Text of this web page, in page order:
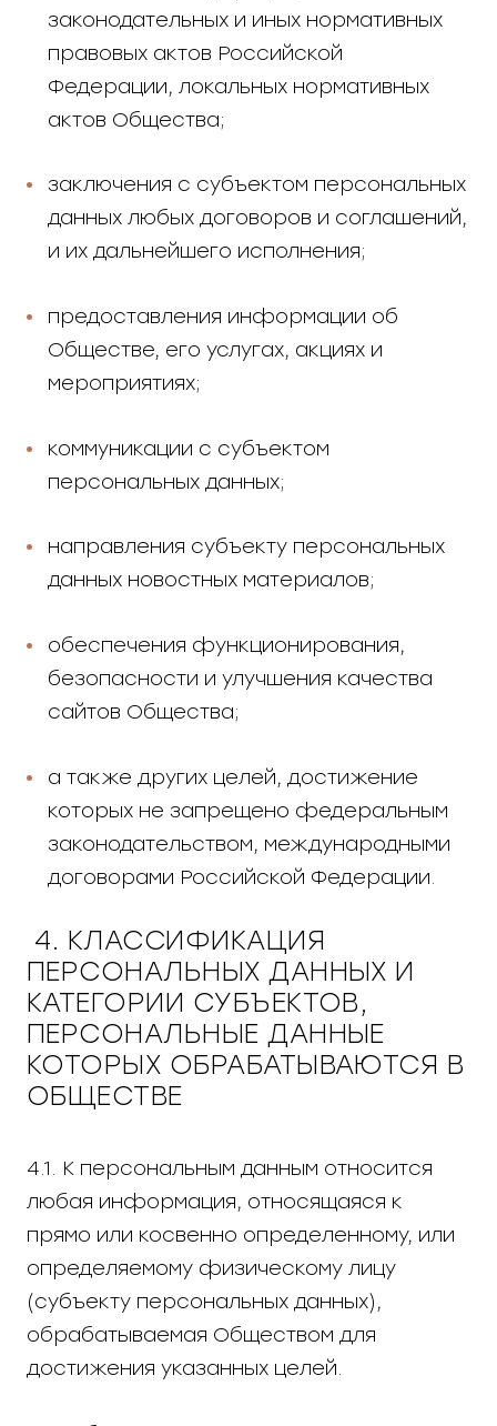
законодательных и иных нормативных
правовых актов Российской
Федерации, локальных нормативных
актов Общества;
заключения с субъектом персональных
данных любых договоров и соглашений,
и их дальнейшего исполнения;
предоставления информации об
Обществе, его услугах, акциях и
мероприятиях;
коммуникации с субъектом
персональных данных;
направления субъекту персональных
данных новостных материалов;
обеспечения функционирования,
безопасности и улучшения качества
сайтов Общества;
а также других целей, достижение
которых не запрещено федеральным
законодательством, международными
договорами Российской Федерации.
4. КЛАССИФИКАЦИЯ
ПЕРСОНАЛЬНЫХ ДАННЫХ И
КАТЕГОРИИ СУБЪЕКТОВ,
ПЕРСОНАЛЬНЫЕ ДАННЫЕ
КОТОРЫХ ОБРАБАТЫВАЮТСЯ В
ОБЩЕСТВЕ
4.1. К персональным данным относится
любая информация, относящаяся к
прямо или косвенно определенному, или
определяемому физическому лицу
(субъекту персональных данных),
обрабатываемая Обществом для
достижения указанных целей.